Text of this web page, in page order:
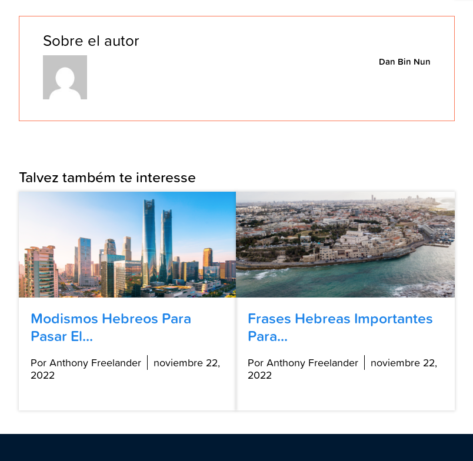
Sobre el autor
Dan Bin Nun
Talvez também te interesse
Modismos Hebreos Para
Pasar El...
Por Anthony Freelander
noviembre 22,
2022
Frases Hebreas Importantes
Para...
Por Anthony Freelander
noviembre 22,
2022